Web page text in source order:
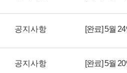
공지사항 [완료] 5월
공지사항 [완료] 5월